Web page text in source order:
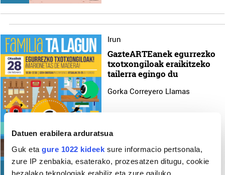
Datuen erabilera arduratsua
Guk eta gure 1022 kideek sure informacio pertsonala,
zure IP zenbakia, esaterako, prozesatzen ditugu, cookie
bezalako teknologiak erabiliz eta zure gailuko
Irun
GazteARTEanek egurrezko
txotxongiloak eraikitzeko
tailerra egingo du
Gorka Correyero Llamas